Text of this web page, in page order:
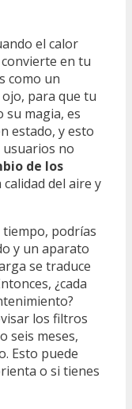
el calor
en tu
como un
para que tu
su magia, es
estado, y esto
usuarios no
de los
del aire y
podrías
y un aparato
se traduce
¿cada
los filtros
seis meses,
Esto puede
o si tienes